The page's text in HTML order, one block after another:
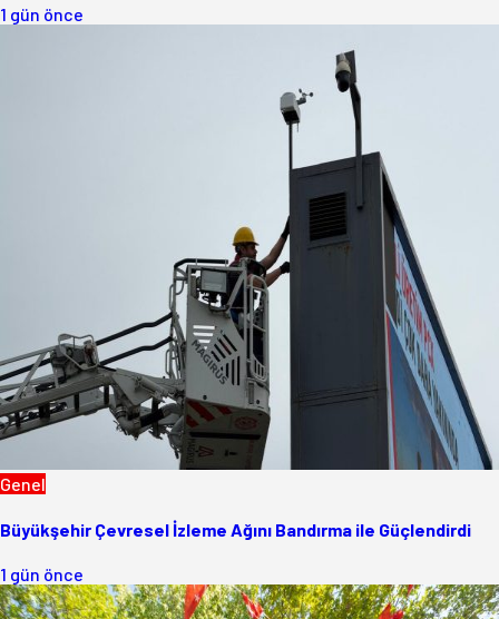
1 gün önce
Genel
Büyükşehir Çevresel İzleme Ağını Bandırma ile Güçlendirdi
1 gün önce